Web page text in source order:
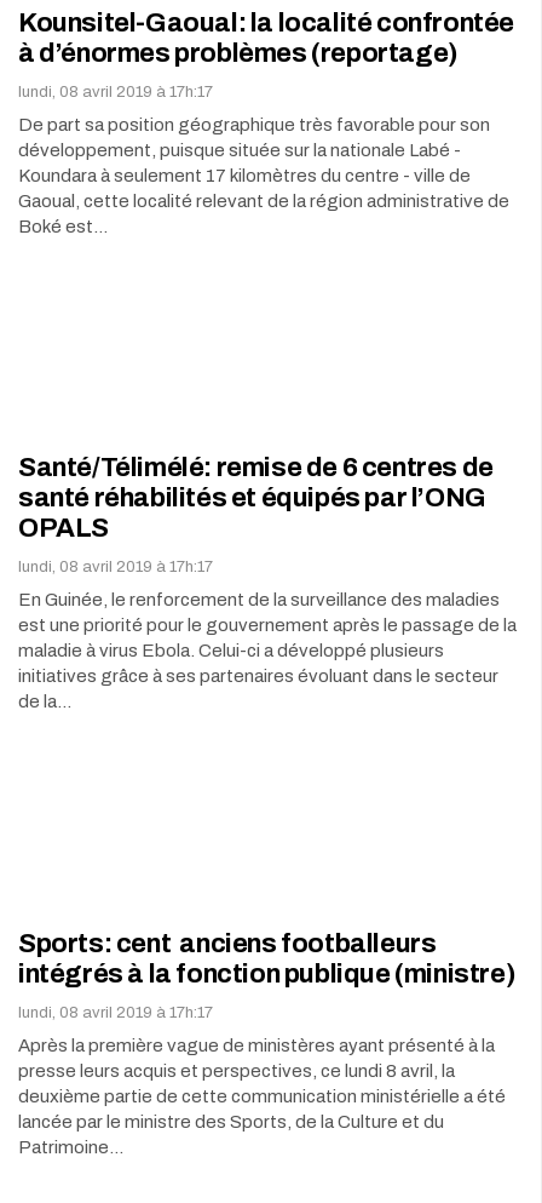
Kounsitel-Gaoual: la localité confrontée
à d’énormes problèmes (reportage)
lundi, 08 avril 2019 à 17h:17
De part sa position géographique très favorable pour son
développement, puisque située sur la nationale Labé -
Koundara à seulement 17 kilomètres du centre - ville de
Gaoual, cette localité relevant de la région administrative de
Boké est…
Santé/Télimélé: remise de 6 centres de
santé réhabilités et équipés par l’ONG
OPALS
lundi, 08 avril 2019 à 17h:17
En Guinée, le renforcement de la surveillance des maladies
est une priorité pour le gouvernement après le passage de la
maladie à virus Ebola. Celui-ci a développé plusieurs
initiatives grâce à ses partenaires évoluant dans le secteur
de la…
Sports: cent anciens footballeurs
intégrés à la fonction publique (ministre)
lundi, 08 avril 2019 à 17h:17
Après la première vague de ministères ayant présenté à la
presse leurs acquis et perspectives, ce lundi 8 avril, la
deuxième partie de cette communication ministérielle a été
lancée par le ministre des Sports, de la Culture et du
Patrimoine…